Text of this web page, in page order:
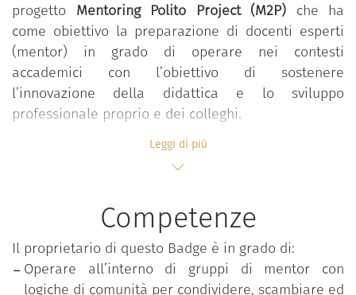
progetto Mentoring Polito Project (M2P) che ha
come obiettivo la preparazione di docenti esperti
(mentor) in grado di operare nei contesti
accademici con l’obiettivo di sostenere
l’innovazione della didattica e lo sviluppo
professionale proprio e dei colleghi.
Il progetto punta infatti a costruire nei partecipanti
competenze volte ad accompagnare i colleghi
didattiche e professionali, operando in comunità
che riflettono e condividono approcci, valori e
pratiche professionali innovative e facilitano il
processo di affiliazione organizzativa. L’adesione
avviene attraverso una call di ateneo che seleziona
Leggi di più
Competenze
Il proprietario di questo Badge è in grado di:
Operare all’interno di gruppi di mentor con
logiche di comunità per condividere, scambiare ed